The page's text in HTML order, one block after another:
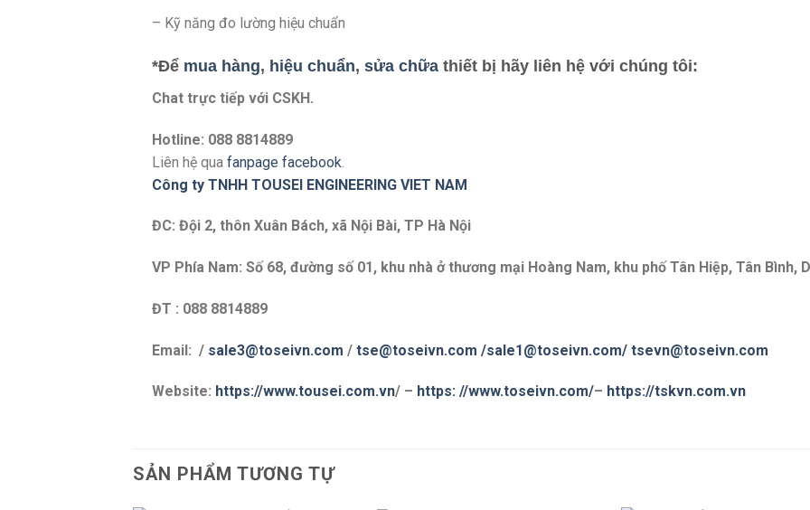
– Kỹ năng đo lường hiệu chuẩn
*Để mua hàng, hiệu chuẩn, sửa chữathiết bị hãy liên hệ với chúng tôi:
Chat trực tiếp với CSKH.
Hotline: 088 8814889
Liên hệ qua fanpage facebook
Công ty TNHH TOUSEI ENGINEERING VIET NAM
ĐC: Đội 2, thôn Xuân Bách, xã Nội Bài, TP Hà Nội
VP Phía Nam: Số 68, đường số 01, khu nhà ở thương mại Hoàng Nam, khu phố Tân Hiệp, Tân Bình,
ĐT : 088 8814889
Email: / sale3@toseivn.com / tse@toseivn.com /sale1@toseivn.com/ tsevn@toseivn.com
Website: https://www.tousei.com.vn/ – https: //www.toseivn.com/– https://tskvn.com.vn
SẢN PHẨM TƯƠNG TỰ